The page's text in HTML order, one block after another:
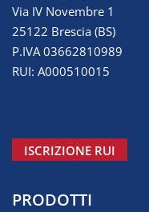
Via IV Novembre 1
25122 Brescia (BS)
P.IVA 03662810989
RUI: A000510015
ISCRIZIONE RUI
PRODOTTI